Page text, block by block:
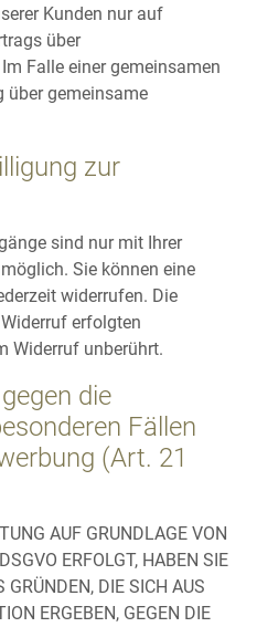
Kunden nur auf
über
Falle einer gemeinsamen
über gemeinsame
zur
sind nur mit Ihrer
Sie können eine
widerrufen. Die
erfolgten
Widerruf unberührt.
die
Fällen
(Art. 21
AUF GRUNDLAGE VON
ERFOLGT, HABEN SIE
GRÜNDEN, DIE SICH AUS
ERGEBEN, GEGEN DIE